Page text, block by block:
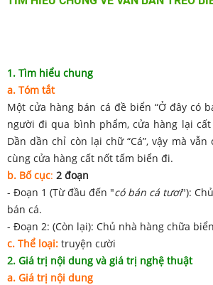
1. Tìm hiểu chung
a. Tóm tắt
Một cửa hàng bán cá đề biển “Ở đây có
người đi qua bình phẩm, cửa hàng lại
Dần dần chỉ còn lại chữ “Cá”, vậy mà
cùng cửa hàng cất nốt tấm biển đi.
b. Bố cục: 2 đoạn
- Đoạn 1 (Từ đầu đến "có bán cá tươi"):
bán cá.
- Đoạn 2: (Còn lại): Chủ nhà hàng chữa
c. Thể loại: truyện cười
2. Giá trị nội dung và giá trị nghệ thuật
a. Giá trị nội dung